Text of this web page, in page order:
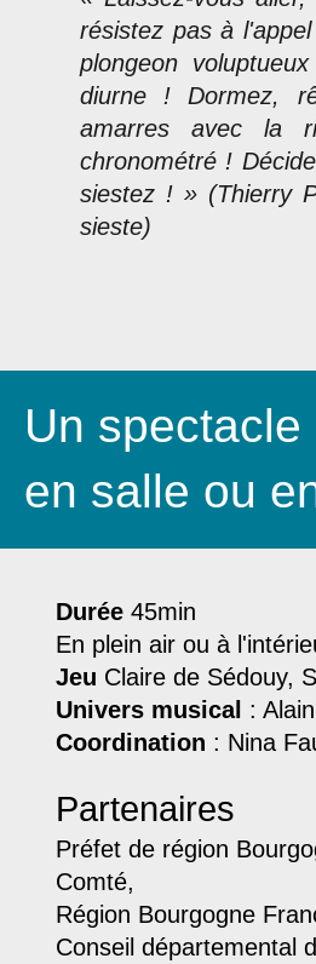
résistez pas à
plongeon
diurne ! Dormez,
amarres avec la
chronométré !
siestez ! » (Thierry
sieste)
Un spectacle
en salle ou
Durée 45min
En plein air ou à
Jeu Claire de Sédouy,
Univers musical :
Coordination : Nina
Partenaires
Préfet de région
Comté,
Région Bourgogne
Conseil départemental